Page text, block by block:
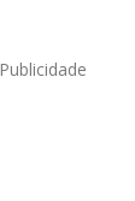
Publicidade